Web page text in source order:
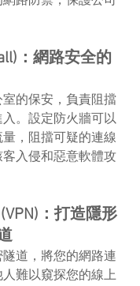
：網路安全的
的保安，負責阻擋
。設定防火牆可以
，阻擋可疑的連線
入侵和惡意軟體攻
：打造隱形
隧道，將您的網路連
難以窺探您的線上